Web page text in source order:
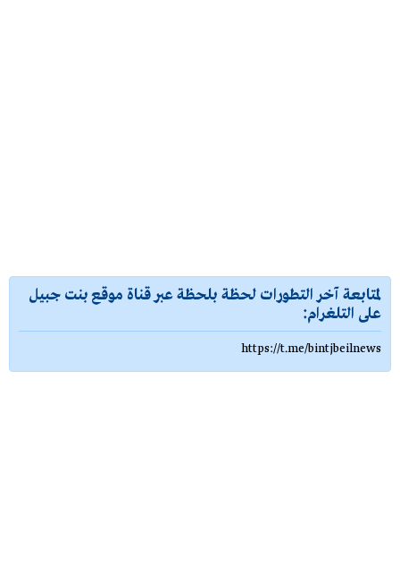
لمتابعة آخر التطورات لحظة بلحظة عبر قناة موقع بنت جبيل
على التلغرام:
https://t.me/bintjbeilnews